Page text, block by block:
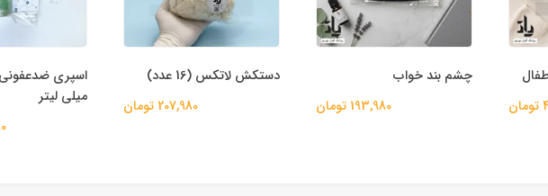
چشم بند خواب
193,980 تومان
دستکش لاتکس (16 عدد)
207,980 تومان
میلی لیتر